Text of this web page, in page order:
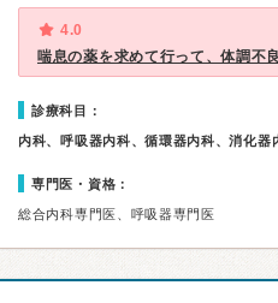
4.0
喘息の薬を求めて行って、体調不
診療科目：
内科、呼吸器内科、循環器内科、消化
専門医・資格：
総合内科専門医、呼吸器専門医